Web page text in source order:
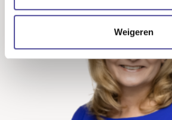
Weigeren